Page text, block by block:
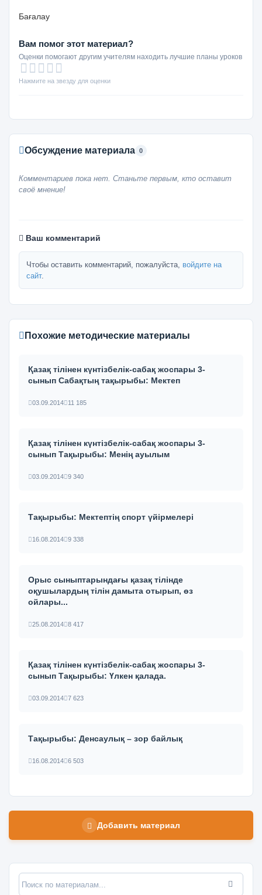
Бағалау
Вам помог этот материал?
Оценки помогают другим учителям находить лучшие планы уроков
Нажмите на звезду для оценки
Обсуждение материала 0
Комментариев пока нет. Станьте первым, кто оставит
своё мнение!
Ваш комментарий
Чтобы оставить комментарий, пожалуйста, войдите на
сайт.
Похожие методические материалы
Қазақ тілінен күнтізбелік-сабақ жоспары 3-
сынып Сабақтың тақырыбы: Мектеп
03.09.2014 11 185
Қазақ тілінен күнтізбелік-сабақ жоспары 3-
сынып Тақырыбы: Менің ауылым
03.09.2014 9 340
Тақырыбы: Мектептің спорт үйірмелері
16.08.2014 9 338
Орыс сыныптарындағы қазақ тілінде
оқушылардың тілін дамыта отырып, өз
ойлары...
25.08.2014 8 417
Қазақ тілінен күнтізбелік-сабақ жоспары 3-
сынып Тақырыбы: Үлкен қалада.
03.09.2014 7 623
Тақырыбы: Денсаулық – зор байлық
16.08.2014 6 503
Добавить материал